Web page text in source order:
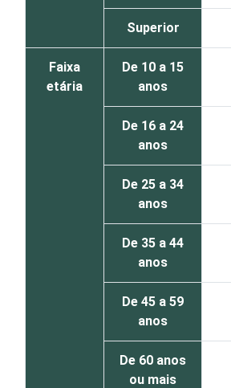
Superior
Faixa
etária
De 10 a 15
anos
De 16 a 24
anos
De 25 a 34
anos
De 35 a 44
anos
De 45 a 59
anos
De 60 anos
ou mais